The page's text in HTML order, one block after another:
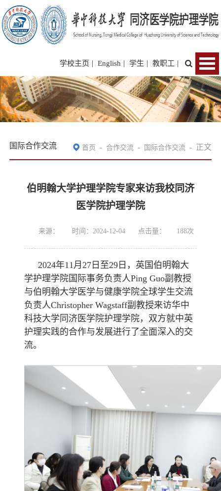
学校主页 | English | 学生 | 教职工 |
国际合作交流 首页 - 合作交流 - 国际合作交流 - 正文
伯明翰大学护理学院专家来访我校同济
医学院护理学院
来源： 时间：2024-12-04 点击量： 188次
2024年11月27日至29日，英国伯明翰大
学护理学院国际事务负责人Ping Guo副教授
与伯明翰大学医学与健康学院全球学生交流
负责人Christopher Wagstaff副教授来访华中
科技大学同济医学院护理学院，双方就中英
护理实践的合作与发展进行了全面深入的交
流。